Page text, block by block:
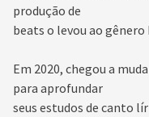
produção de
beats o levou ao
Em 2020, chegou a
para aprofundar
seus estudos de canto